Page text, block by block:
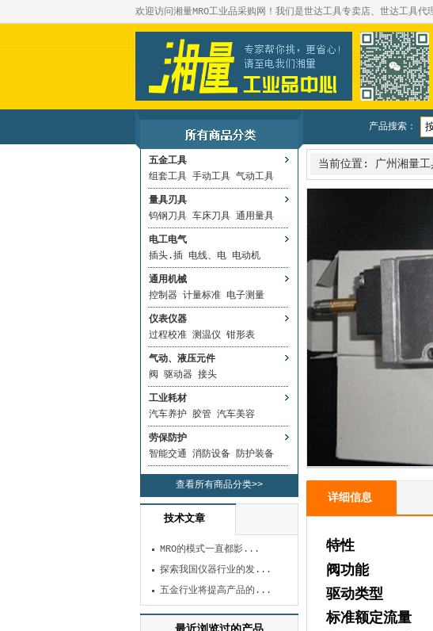
欢迎访问湘量MRO工业品采购网！我们是世达工具专卖店、世达工具代
产品搜索：
五金工具
组套工具 手动工具 气动工具
量具刃具
钨钢刀具 车床刀具 通用量具
电工电气
插头.插 电线、电 电动机
通用机械
控制器 计量标准 电子测量
仪表仪器
过程校准 测温仪 钳形表
气动、液压元件
阀
驱动器 接头
工业耗材
汽车养护 胶管 汽车美容
劳保防护
智能交通 消防设备 防护装备
查看所有商品分类>>
技术文章
MRO的模式一直都影...
探索我国仪器行业的发...
五金行业将提高产品的...
当前位置: 广州湘量工
详细信息
特性
阀功能
驱动类型
标准额定流量